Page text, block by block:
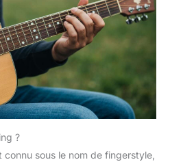
?
sous le nom de fingerstyle,